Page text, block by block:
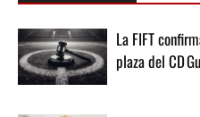
La FIFT
plaza del CD